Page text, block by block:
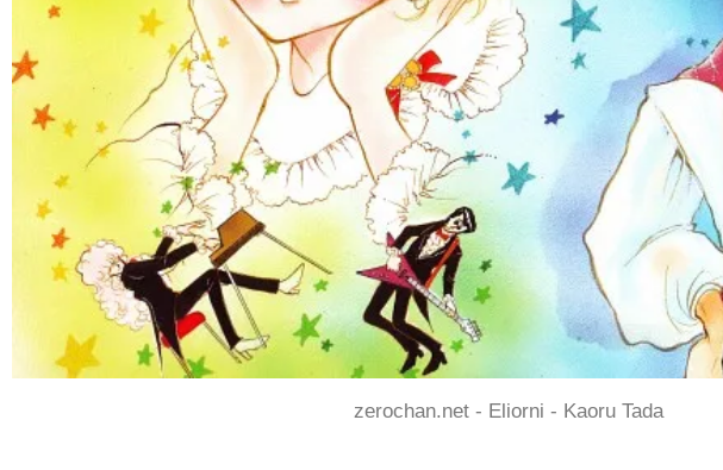
zerochan.net - Eliorni - Kaoru Tada